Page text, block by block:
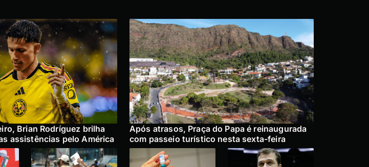
Brian Rodríguez brilha
assistências pelo América
Após atrasos, Praça do Papa é reinaugurada
com passeio turístico nesta sexta-feira